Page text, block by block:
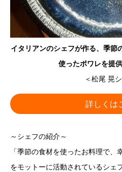
イタリアンのシェフが作る、季節
使ったポワレを提供
＜松尾 晃
詳しくは
～シェフの紹介～
「季節の食材を使ったお料理で、
をモットーに活動されているシェ